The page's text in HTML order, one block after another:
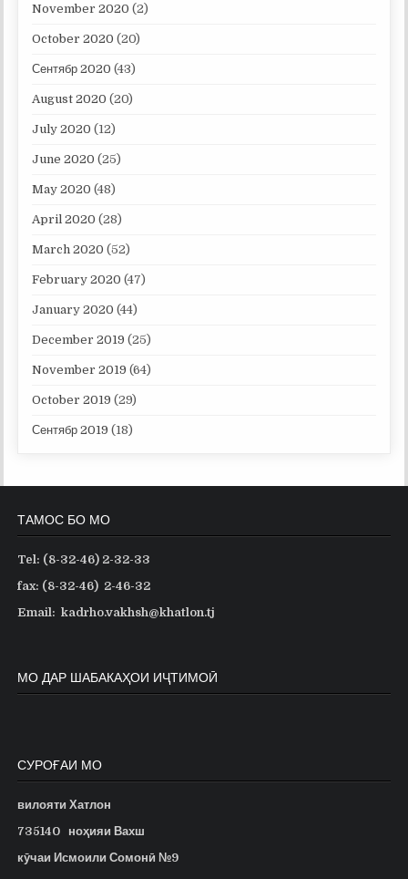
November 2020 (2)
October 2020 (20)
Сентябр 2020 (43)
August 2020 (20)
July 2020 (12)
June 2020 (25)
May 2020 (48)
April 2020 (28)
March 2020 (52)
February 2020 (47)
January 2020 (44)
December 2019 (25)
November 2019 (64)
October 2019 (29)
Сентябр 2019 (18)
ТАМОС БО МО
Tel: (8-32-46) 2-32-33
fax: (8-32-46) 2-46-32
Email: kadrho.vakhsh@khatlon.tj
МО ДАР ШАБАКАҲОИ ИҶТИМОӢ
СУРОҒАИ МО
вилояти Хатлон
735140
ноҳияи Вахш
кӯчаи Исмоили Сомонӣ №9